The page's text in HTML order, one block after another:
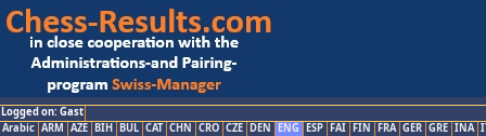
Logged on: Gast
Arabic ARM AZE BIH BUL CAT CHN CRO CZE DEN ENG ESP FAI FIN FRA GER GRE INA